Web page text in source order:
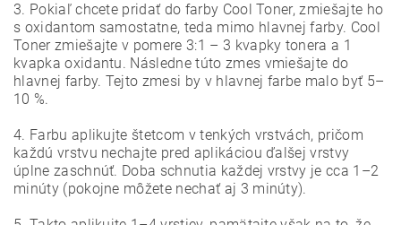
3. Pokiaľ chcete pridať do farby Cool Toner, zmiešajte ho
s oxidantom samostatne, teda mimo hlavnej farby. Cool
Toner zmiešajte v pomere 3:1 – 3 kvapky tonera a 1
kvapka oxidantu. Následne túto zmes vmiešajte do
hlavnej farby. Tejto zmesi by v hlavnej farbe malo byť 5–
10 %.
4. Farbu aplikujte štetcom v tenkých vrstvách, pričom
každú vrstvu nechajte pred aplikáciou ďalšej vrstvy
úplne zaschnúť. Doba schnutia každej vrstvy je cca 1–2
minúty (pokojne môžete nechať aj 3 minúty).